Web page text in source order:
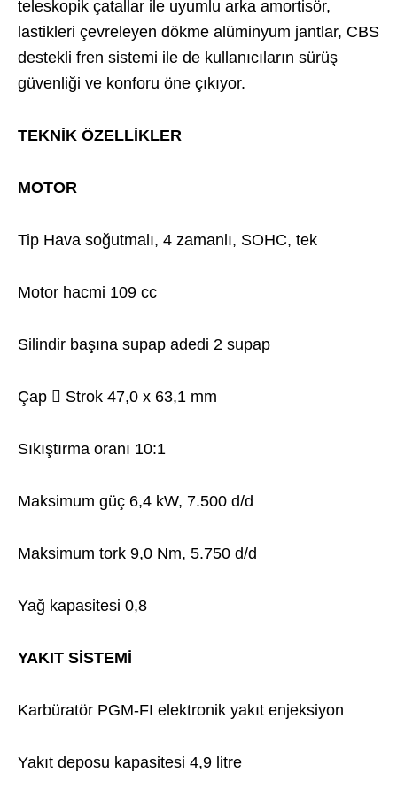
teleskopik çatallar ile uyumlu arka amortisör,
lastikleri çevreleyen dökme alüminyum jantlar, CBS
destekli fren sistemi ile de kullanıcıların sürüş
güvenliği ve konforu öne çıkıyor.
TEKNİK ÖZELLİKLER
MOTOR
Tip Hava soğutmalı, 4 zamanlı, SOHC, tek
Motor hacmi 109 cc
Silindir başına supap adedi 2 supap
Çap  Strok 47,0 x 63,1 mm
Sıkıştırma oranı 10:1
Maksimum güç 6,4 kW, 7.500 d/d
Maksimum tork 9,0 Nm, 5.750 d/d
Yağ kapasitesi 0,8
YAKIT SİSTEMİ
Karbüratör PGM-FI elektronik yakıt enjeksiyon
Yakıt deposu kapasitesi 4,9 litre